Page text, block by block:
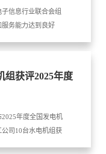
信息行业联合会组
务能力达到良好
组获评2025年度
年度全国发电机
司10台水电机组获